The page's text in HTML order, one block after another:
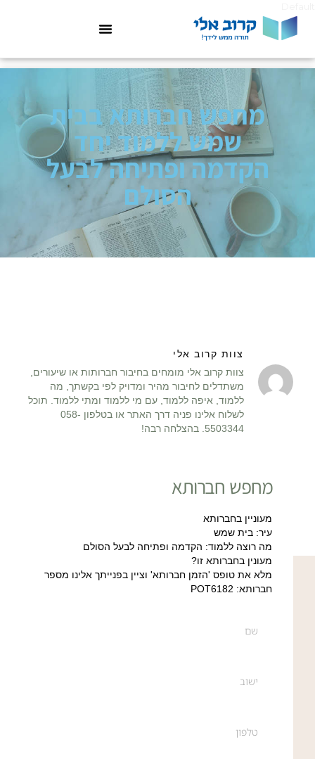
מחפש חברותא בבית
שמש ללמוד יחד
הקדמה ופתיחה לבעל
הסולם
צוות קרוב אלי
צוות קרוב אלי מומחים בחיבור חברותות או שיעורים,
משתדלים לחיבור מהיר ומדויק לפי בקשתך, מה
ללמוד, איפה ללמוד, עם מי ללמוד ומתי ללמוד. תוכל
לשלוח אלינו פניה דרך האתר או בטלפון 058-
5503344. בהצלחה רבה!
מחפש חברותא
מעוניין בחברותא
עיר: בית שמש
מה רוצה ללמוד: הקדמה ופתיחה לבעל הסולם
מעונין בחברותא זו?
מלא את טופס 'הזמן חברותא' וציין בפנייתך אלינו מספר
חברותא: POT6182